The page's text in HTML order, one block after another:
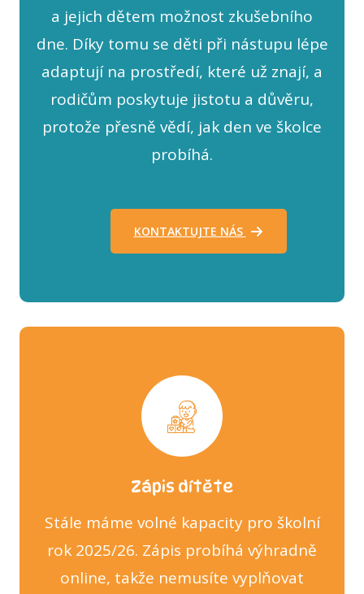
a jejich dětem možnost zkušebního
dne. Díky tomu se děti při nástupu lépe
adaptují na prostředí, které už znají, a
rodičům poskytuje jistotu a důvěru,
protože přesně vědí, jak den ve školce
probíhá.
KONTAKTUJTE NÁS
Zápis dítěte
Stále máme volné kapacity pro školní
rok 2025/26. Zápis probíhá výhradně
online, takže nemusíte vyplňovat